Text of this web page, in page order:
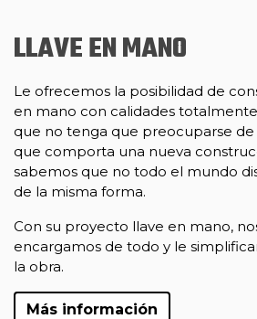
LLAVE EN MANO
Le ofrecemos la posibilidad de
en mano con calidades
que no tenga que preocuparse
que comporta una nueva
sabemos que no todo el mundo
de la misma forma.
Con su proyecto llave en mano,
encargamos de todo y le
la obra.
Más información